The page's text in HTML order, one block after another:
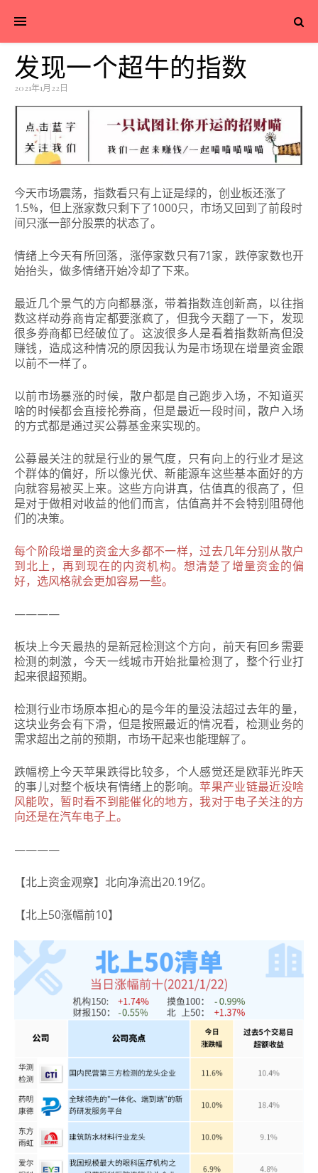
发现一个超牛的指数
2021年1月22日
今天市场震荡，指数看只有上证是绿的，创业板还涨了
1.5%，但上涨家数只剩下了1000只，市场又回到了前段时
间只涨一部分股票的状态了。
情绪上今天有所回落，涨停家数只有71家，跌停家数也开
始抬头，做多情绪开始冷却了下来。
最近几个景气的方向都暴涨，带着指数连创新高，以往指
数这样动券商肯定都要涨疯了，但我今天翻了一下，发现
很多券商都已经破位了。这波很多人是看着指数新高但没
赚钱，造成这种情况的原因我认为是市场现在增量资金跟
以前不一样了。
以前市场暴涨的时候，散户都是自己跑步入场，不知道买
啥的时候都会直接抡券商，但是最近一段时间，散户入场
的方式都是通过买公募基金来实现的。
公募最关注的就是行业的景气度，只有向上的行业才是这
个群体的偏好，所以像光伏、新能源车这些基本面好的方
向就容易被买上来。这些方向讲真，估值真的很高了，但
是对于做相对收益的他们而言，估值高并不会特别阻碍他
们的决策。
每个阶段增量的资金大多都不一样，过去几年分别从散户
到北上，再到现在的内资机构。想清楚了增量资金的偏
好，选风格就会更加容易一些。
————
板块上今天最热的是新冠检测这个方向，前天有回乡需要
检测的刺激，今天一线城市开始批量检测了，整个行业打
起来很超预期。
检测行业市场原本担心的是今年的量没法超过去年的量，
这块业务会有下滑，但是按照最近的情况看，检测业务的
需求超出之前的预期，市场干起来也能理解了。
跌幅榜上今天苹果跌得比较多，个人感觉还是欧菲光昨天
的事儿对整个板块有情绪上的影响。苹果产业链最近没啥
风能吹，暂时看不到能催化的地方，我对于电子关注的方
向还是在汽车电子上。
————
【北上资金观察】北向净流出20.19亿。
【北上50涨幅前10】